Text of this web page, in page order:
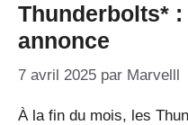
Thunderbolts* :
annonce
7 avril 2025 par Marvelll
À la fin du mois, les